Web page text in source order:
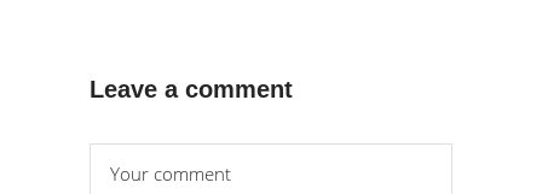
Leave a comment